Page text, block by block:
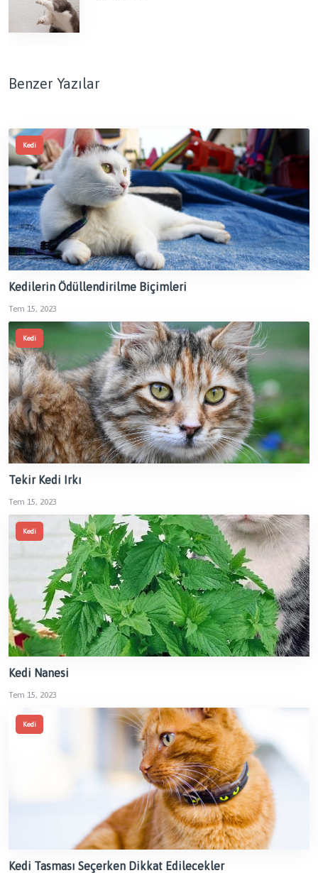
Benzer Yazılar
Kedi
Kedilerin Ödüllendirilme Biçimleri
Tem 15, 2023
Kedi
Tekir Kedi Irkı
Tem 15, 2023
Kedi
Kedi Nanesi
Tem 15, 2023
Kedi
Kedi Tasması Seçerken Dikkat Edilecekler